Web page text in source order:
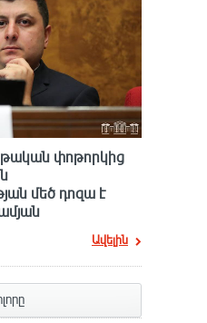
փոթորկից
մեծ դnզա է
Ավելին